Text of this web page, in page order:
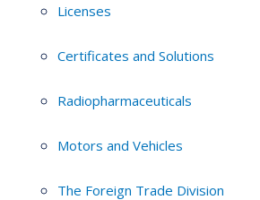
Licenses
Certificates and Solutions
Radiopharmaceuticals
Motors and Vehicles
The Foreign Trade Division